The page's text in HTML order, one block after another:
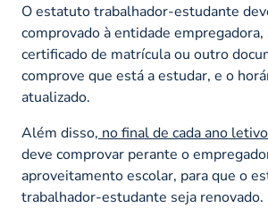
O estatuto trabalhador-estudante
comprovado à entidade
certificado de matrícula ou outro
comprove que está a estudar, e o
atualizado.
Além disso, no final de cada ano letivo
deve comprovar perante o
aproveitamento escolar, para que o
trabalhador-estudante seja renovado.